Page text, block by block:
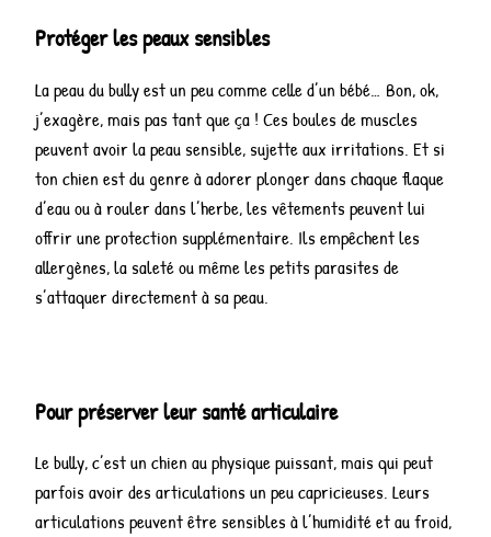
Protéger les peaux sensibles
La peau du bully est un peu comme celle d’un bébé… Bon, ok,
j’exagère, mais pas tant que ça ! Ces boules de muscles
peuvent avoir la peau sensible, sujette aux irritations. Et si
ton chien est du genre à adorer plonger dans chaque flaque
d’eau ou à rouler dans l’herbe, les vêtements peuvent lui
offrir une protection supplémentaire. Ils empêchent les
allergènes, la saleté ou même les petits parasites de
s’attaquer directement à sa peau.
Pour préserver leur santé articulaire
Le bully, c’est un chien au physique puissant, mais qui peut
parfois avoir des articulations un peu capricieuses. Leurs
articulations peuvent être sensibles à l’humidité et au froid,